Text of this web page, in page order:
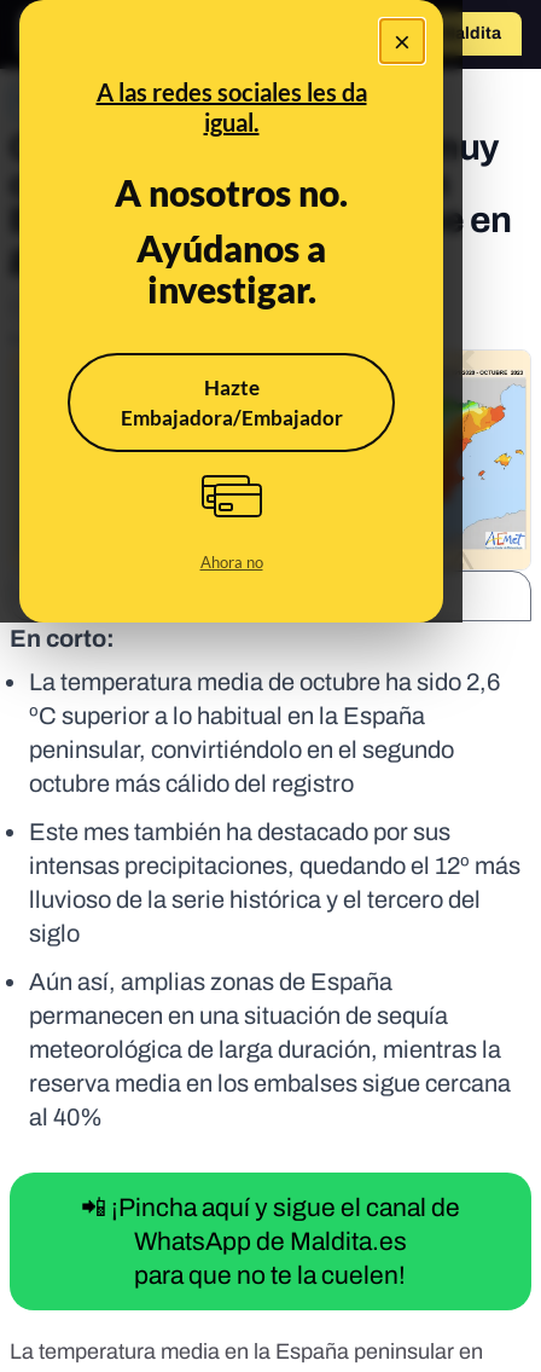
×
A las redes sociales les da
igual.
A nosotros no.
Ayúdanos a
investigar.
Hazte
Embajadora/Embajador
Ahora no
Hazte Maldito
PREBUNKING
Octubre de 2023 ha sido "muy
cálido" y "muy húmedo" en
España pero la sequía sigue en
gran parte del país
En corto:
La temperatura media de octubre ha sido 2,6
ºC superior a lo habitual en la España
peninsular, convirtiéndolo en el segundo
octubre más cálido del registro
Este mes también ha destacado por sus
intensas precipitaciones, quedando el 12º más
lluvioso de la serie histórica y el tercero del
siglo
Aún así, amplias zonas de España
permanecen en una situación de sequía
meteorológica de larga duración, mientras la
reserva media en los embalses sigue cercana
al 40%
📲 ¡Pincha aquí y sigue el canal de
WhatsApp de Maldita.es
para que no te la cuelen!
La temperatura media en la España peninsular en